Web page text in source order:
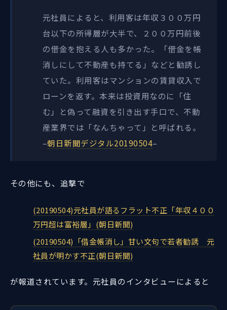
元社員によると、利用客は年収３００万円
台以下の所得層が大半で、２００万円前後
の借金を抱える人も多かった。「借金を帳
消しにして不動産も持てる」などと勧誘し
ていた。利用客はマンションの賃貸収入で
ローンを返す。本来は投資用なのに「住
む」と偽って融資を引き出す手口で、不動
産業界では「なんちゃって」と呼ばれる。
–朝日新聞デジタル20190504–
その他にも、追撃で
(20190504)元社員が語るフラット不正「年収４００
万円超は富裕層」(朝日新聞)
(20190504)「借金帳消し」甘い文句で若者勧誘 元
社員が明かす不正(朝日新聞)
が報道されています。元社員のインタビューによると